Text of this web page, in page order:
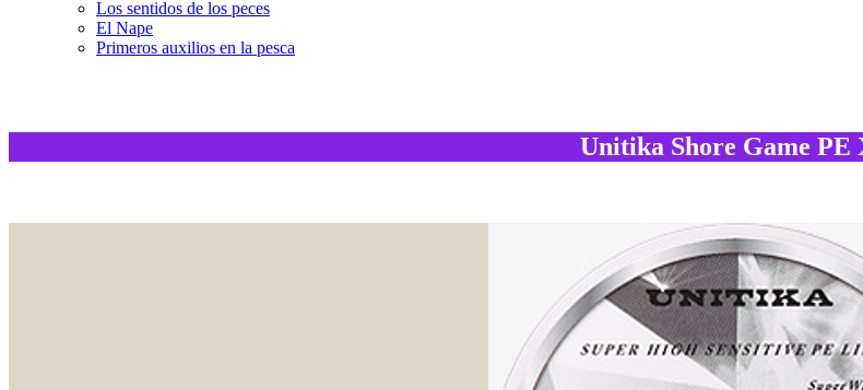
Los sentidos de los peces
El Nape
Primeros auxilios en la pesca
Unitika Shore Game PE